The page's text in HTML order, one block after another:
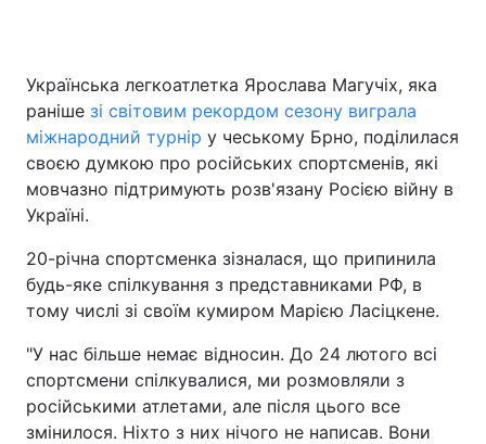
Українська легкоатлетка Ярослава Магучіх, яка
раніше зі світовим рекордом сезону виграла
міжнародний турнір у чеському Брно, поділилася
своєю думкою про російських спортсменів, які
мовчазно підтримують розв'язану Росією війну в
Україні.
20-річна спортсменка зізналася, що припинила
будь-яке спілкування з представниками РФ, в
тому числі зі своїм кумиром Марією Ласіцкене.
"У нас більше немає відносин. До 24 лютого всі
спортсмени спілкувалися, ми розмовляли з
російськими атлетами, але після цього все
змінилося. Ніхто з них нічого не написав. Вони